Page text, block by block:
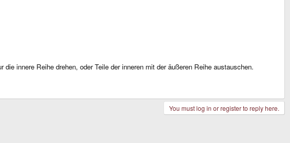
innere Reihe drehen, oder Teile der inneren mit der äußeren Reihe austauschen.
You must log in or register to reply here.